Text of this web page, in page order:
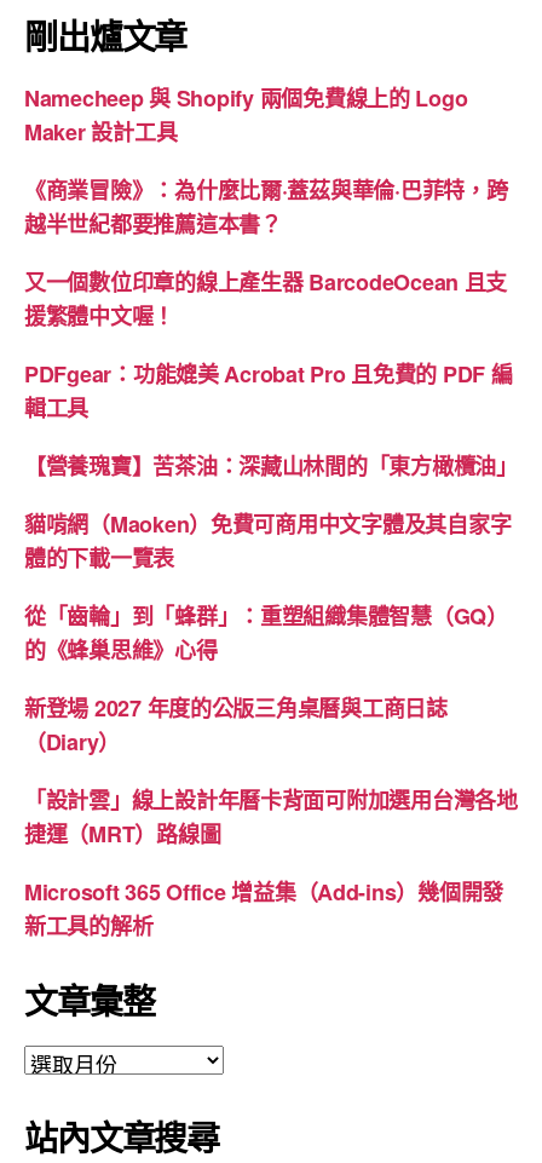
剛出爐文章
Namecheep 與 Shopify 兩個免費線上的 Logo
Maker 設計工具
《商業冒險》：為什麼比爾·蓋茲與華倫·巴菲特，跨
越半世紀都要推薦這本書？
又一個數位印章的線上產生器 BarcodeOcean 且支
援繁體中文喔！
PDFgear：功能媲美 Acrobat Pro 且免費的 PDF 編
輯工具
【營養瑰寶】苦茶油：深藏山林間的「東方橄欖油」
貓啃網（Maoken）免費可商用中文字體及其自家字
體的下載一覽表
從「齒輪」到「蜂群」：重塑組織集體智慧（GQ）
的《蜂巢思維》心得
新登場 2027 年度的公版三角桌曆與工商日誌
（Diary）
「設計雲」線上設計年曆卡背面可附加選用台灣各地
捷運（MRT）路線圖
Microsoft 365 Office 增益集（Add-ins）幾個開發
新工具的解析
文章彙整
文
彙
整
站內文章搜尋